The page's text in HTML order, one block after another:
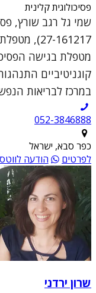
פסיכולוגית קלינית
שמי גל רגב שורץ,
מטפלת בגישה
במרכז לבריאות
052-3846888
כפר סבא, ישראל
לפרטים
הודעה
שרון ירדני